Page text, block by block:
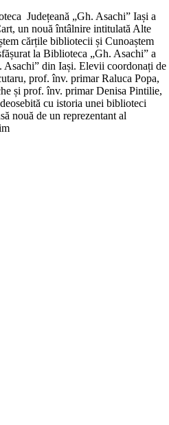
Județeană „Gh. Asachi” Iași a
un nouă întâlnire intitulată Alte
cărțile bibliotecii și Cunoaștem
la Biblioteca „Gh. Asachi” a
Asachi” din Iași. Elevii coordonați de
prof. înv. primar Raluca Popa,
și prof. înv. primar Denisa Pintilie,
cu istoria unei biblioteci
nouă de un reprezentant al